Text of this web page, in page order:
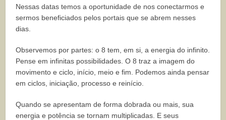
Nessas datas temos a oportunidade de nos conectarmos e
sermos beneficiados pelos portais que se abrem nesses
dias.
Observemos por partes: o 8 tem, em si, a energia do infinito.
Pense em infinitas possibilidades. O 8 traz a imagem do
movimento e ciclo, início, meio e fim. Podemos ainda pensar
em ciclos, iniciação, processo e reinício.
Quando se apresentam de forma dobrada ou mais, sua
energia e potência se tornam multiplicadas. E seus